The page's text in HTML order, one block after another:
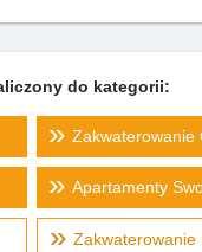
do kategorii:
Zakwaterowanie
Apartamenty
Zakwaterowanie